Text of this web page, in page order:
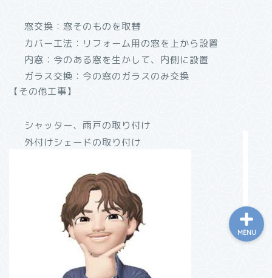
窓交換 ：窓そのものを取替
カバー工法 ：リフォーム用の窓を上から設置
内窓 ：今のある窓を生かして、内側に設置
ガラス交換 ：今の窓のガラスのみ交換
【その他工事】
シャッター、雨戸の取り付け
外付けシェードの取り付け
MENU
「リショップナビ」はこん
用方法をご紹介
「窓リフォーム」の工法と
リフォーム会社紹介サイト
「ホームプロ」がおすすめ